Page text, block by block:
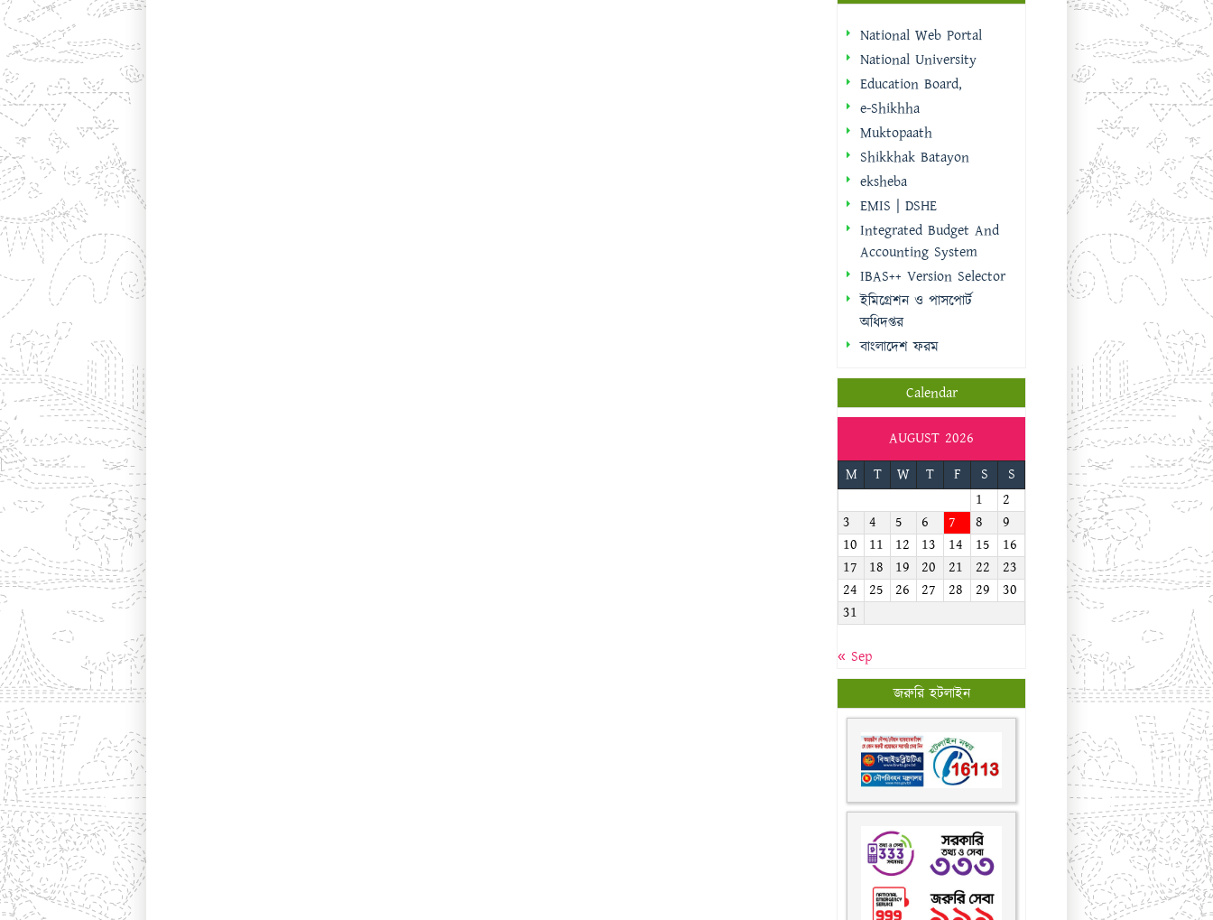
eksheba
EMIS | DSHE
Integrated Budget And
Accounting System
IBAS++ Version Selector
ইমিগ্রেশন ও পাসপোর্ট
অধিদপ্তর
বাংলাদেশ ফরম
Calendar
AUGUST 2026
T W
3
4 5 6 7 8
9
12 13 14
17 18 19 20 21 22
23
26 27 28
31
« Sep
জরুরি হটলাইন